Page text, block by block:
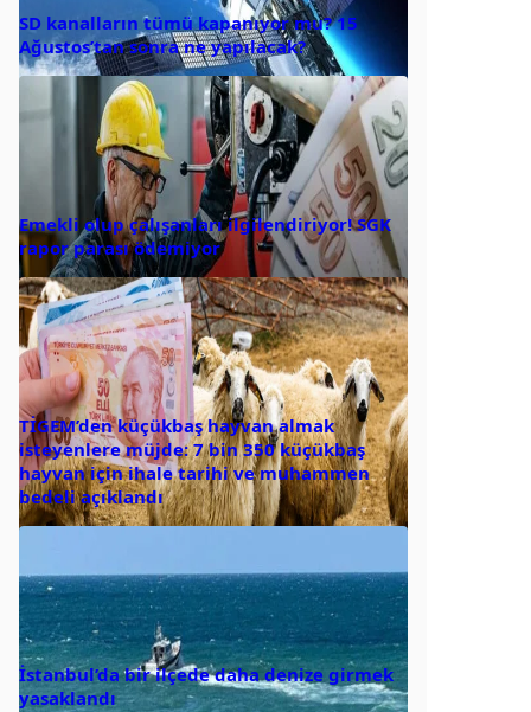
SD kanalların tümü kapanıyor mu? 15
Ağustos’tan sonra ne yapılacak?
Emekli olup çalışanları ilgilendiriyor! SGK
rapor parası ödemiyor
TİGEM’den küçükbaş hayvan almak
isteyenlere müjde: 7 bin 350 küçükbaş
hayvan için ihale tarihi ve muhammen
bedeli açıklandı
İstanbul’da bir ilçede daha denize girmek
yasaklandı